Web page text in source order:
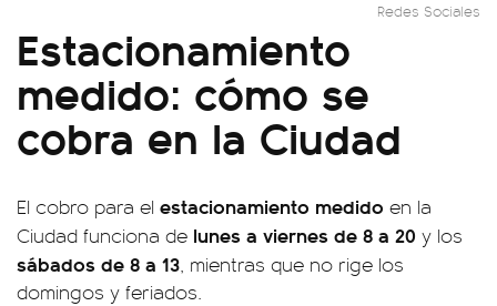
Redes Sociales
Estacionamiento
medido: cómo se
cobra en la Ciudad
El cobro para el estacionamiento medido en la
Ciudad funciona de lunes a viernes de 8 a 20 y los
sábados de 8 a 13, mientras que no rige los
domingos y feriados.